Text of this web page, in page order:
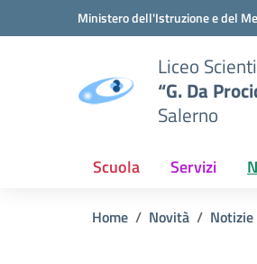
Vai ai contenuti
Vai al menu di navigazioneMinistero dell'Istruzione e del
Liceo
“G. Da
Salerno
Scuola Servizi
Home Novità Notizie